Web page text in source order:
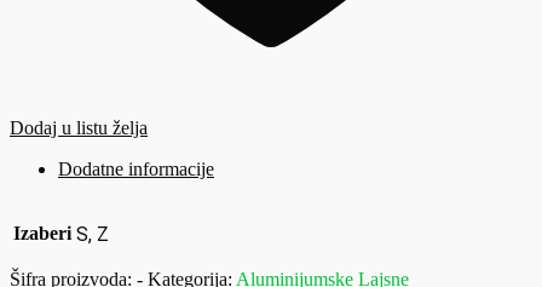
Dodaj u listu želja
Dodatne informacije
Izaberi S, Z
Šifra proizvoda: - Kategorija: Aluminijumske Lajsne